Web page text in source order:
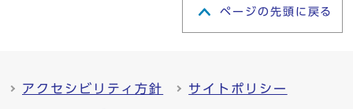
ページの先頭に戻る
アクセシビリティ方針 サイトポリシー